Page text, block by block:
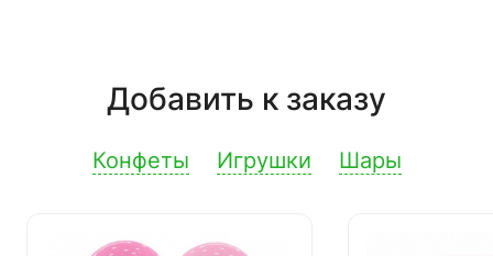
Добавить к заказу
Конфеты Игрушки Шары